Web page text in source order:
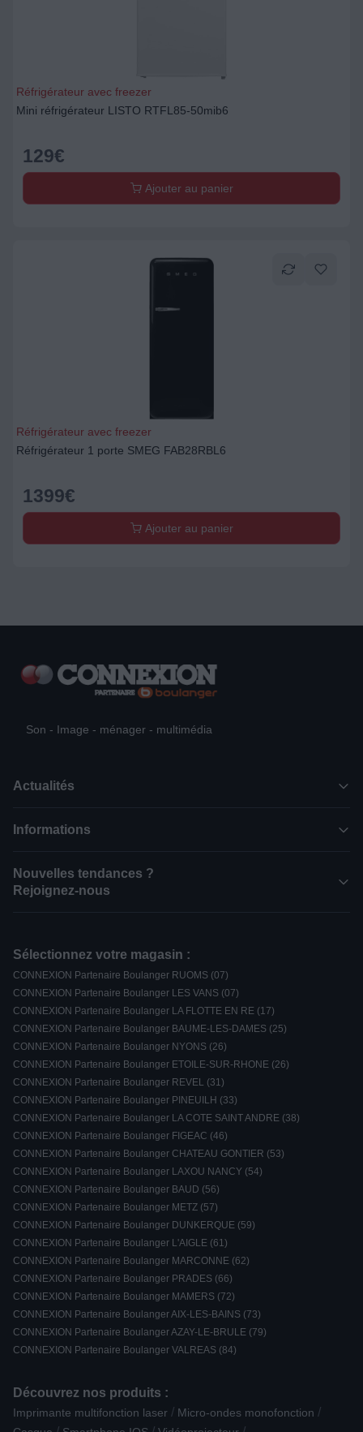
Réfrigérateur avec freezer
Mini réfrigérateur LISTO RTFL85-50mib6
129€
Ajouter au panier
Réfrigérateur avec freezer
Réfrigérateur 1 porte SMEG FAB28RBL6
1399€
Ajouter au panier
Son - Image - ménager - multimédia
Actualités
Informations
Nouvelles tendances ?
Rejoignez-nous
Sélectionnez votre magasin :
CONNEXION Partenaire Boulanger RUOMS (07)
CONNEXION Partenaire Boulanger LES VANS (07)
CONNEXION Partenaire Boulanger LA FLOTTE EN RE (17)
CONNEXION Partenaire Boulanger BAUME-LES-DAMES (25)
CONNEXION Partenaire Boulanger NYONS (26)
CONNEXION Partenaire Boulanger ETOILE-SUR-RHONE (26)
CONNEXION Partenaire Boulanger REVEL (31)
CONNEXION Partenaire Boulanger PINEUILH (33)
CONNEXION Partenaire Boulanger LA COTE SAINT ANDRE (38)
CONNEXION Partenaire Boulanger FIGEAC (46)
CONNEXION Partenaire Boulanger CHATEAU GONTIER (53)
CONNEXION Partenaire Boulanger LAXOU NANCY (54)
CONNEXION Partenaire Boulanger BAUD (56)
CONNEXION Partenaire Boulanger METZ (57)
CONNEXION Partenaire Boulanger DUNKERQUE (59)
CONNEXION Partenaire Boulanger L'AIGLE (61)
CONNEXION Partenaire Boulanger MARCONNE (62)
CONNEXION Partenaire Boulanger PRADES (66)
CONNEXION Partenaire Boulanger MAMERS (72)
CONNEXION Partenaire Boulanger AIX-LES-BAINS (73)
CONNEXION Partenaire Boulanger AZAY-LE-BRULE (79)
CONNEXION Partenaire Boulanger VALREAS (84)
Découvrez nos produits :
Imprimante multifonction laser / Micro-ondes monofonction /